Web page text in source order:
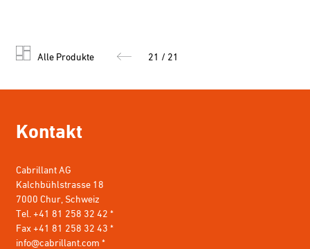
Alle Produkte 21 / 21
Kontakt
Cabrillant AG
Kalchbühlstrasse 18
7000 Chur, Schweiz
Tel. +41 81 258 32 42 *
Fax +41 81 258 32 43 *
info@cabrillant.com *